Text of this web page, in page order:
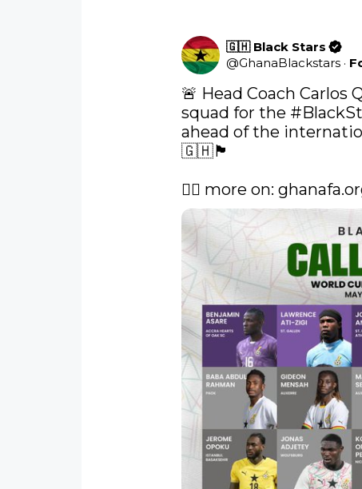
🇬🇭 Black Stars
@GhanaBlackstars ·
🚨 Head Coach Carlos
squad for the
ahead of the
🇬🇭🏴󠁧󠁢󠁷󠁬󠁳󠁿
✍🏾 more on: